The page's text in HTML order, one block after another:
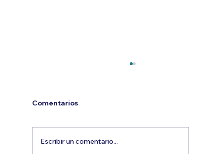
Comentarios
Escribir un comentario...